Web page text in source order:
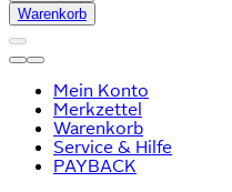
Warenkorb
Mein Konto
Merkzettel
Warenkorb
Service & Hilfe
PAYBACK